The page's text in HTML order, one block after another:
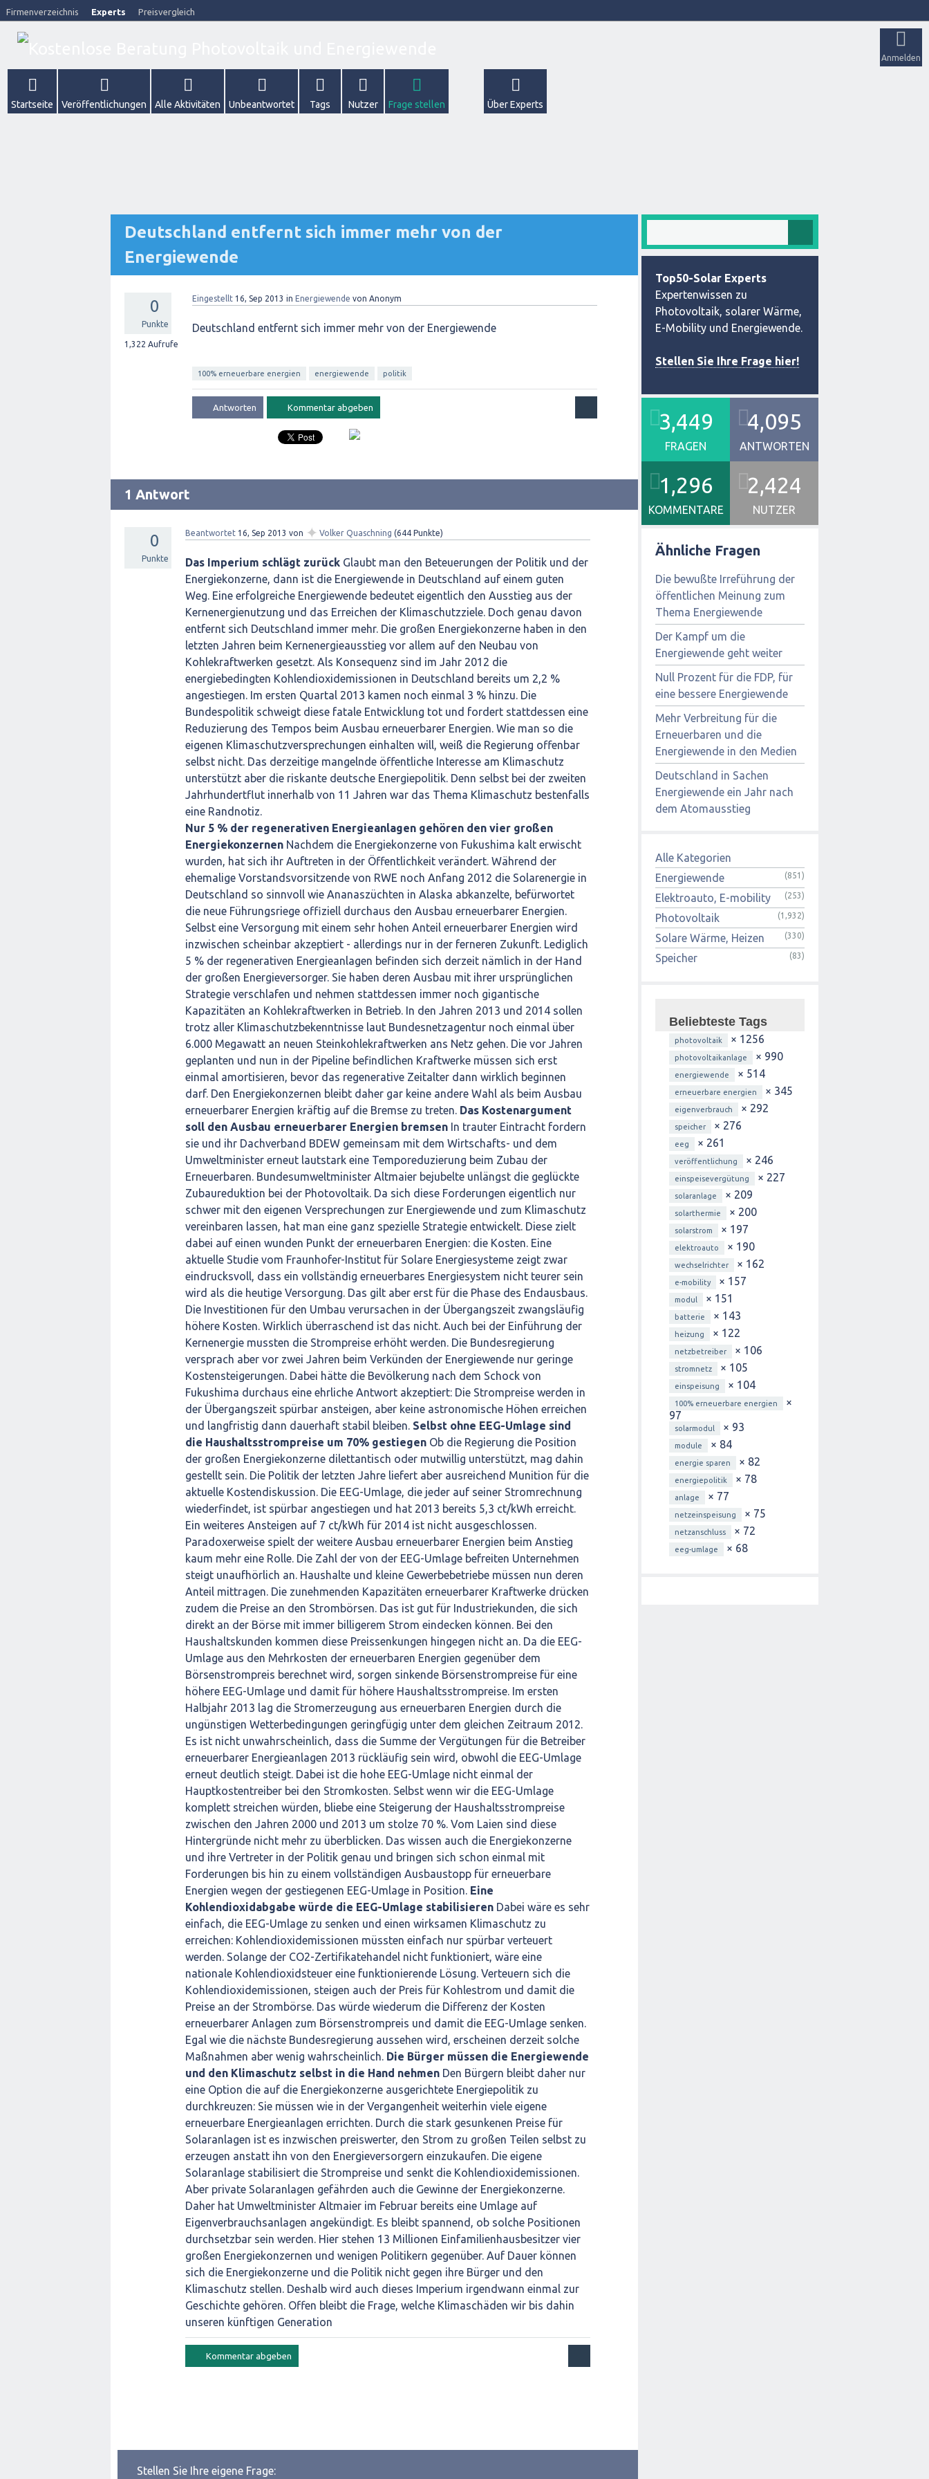
Firmenverzeichnis Experts Preisvergleich
Anmelden
Startseite Veröffentlichungen Alle Aktivitäten Unbeantwortet Tags Nutzer Frage stellen Über Experts
Deutschland entfernt sich immer mehr von der
Energiewende
0
Punkte
1,322 Aufrufe
Eingestellt 16, Sep 2013 in Energiewende von Anonym
Deutschland entfernt sich immer mehr von der Energiewende
100% erneuerbare energien energiewende politik
1 Antwort
0
Punkte
Beantwortet 16, Sep 2013 von ✦ Volker Quaschning (644 Punkte)
Das Imperium schlägt zurück Glaubt man den Beteuerungen der Politik und der
Energiekonzerne, dann ist die Energiewende in Deutschland auf einem guten
Weg. Eine erfolgreiche Energiewende bedeutet eigentlich den Ausstieg aus der
Kernenergienutzung und das Erreichen der Klimaschutzziele. Doch genau davon
entfernt sich Deutschland immer mehr. Die großen Energiekonzerne haben in den
letzten Jahren beim Kernenergieausstieg vor allem auf den Neubau von
Kohlekraftwerken gesetzt. Als Konsequenz sind im Jahr 2012 die
energiebedingten Kohlendioxidemissionen in Deutschland bereits um 2,2 %
angestiegen. Im ersten Quartal 2013 kamen noch einmal 3 % hinzu. Die
Bundespolitik schweigt diese fatale Entwicklung tot und fordert stattdessen eine
Reduzierung des Tempos beim Ausbau erneuerbarer Energien. Wie man so die
eigenen Klimaschutzversprechungen einhalten will, weiß die Regierung offenbar
selbst nicht. Das derzeitige mangelnde öffentliche Interesse am Klimaschutz
unterstützt aber die riskante deutsche Energiepolitik. Denn selbst bei der zweiten
Jahrhundertflut innerhalb von 11 Jahren war das Thema Klimaschutz bestenfalls
eine Randnotiz.
Nur 5 % der regenerativen Energieanlagen gehören den vier großen
Energiekonzernen Nachdem die Energiekonzerne von Fukushima kalt erwischt
wurden, hat sich ihr Auftreten in der Öffentlichkeit verändert. Während der
ehemalige Vorstandsvorsitzende von RWE noch Anfang 2012 die Solarenergie in
Deutschland so sinnvoll wie Ananaszüchten in Alaska abkanzelte, befürwortet
die neue Führungsriege offiziell durchaus den Ausbau erneuerbarer Energien.
Selbst eine Versorgung mit einem sehr hohen Anteil erneuerbarer Energien wird
inzwischen scheinbar akzeptiert - allerdings nur in der ferneren Zukunft. Lediglich
5 % der regenerativen Energieanlagen befinden sich derzeit nämlich in der Hand
der großen Energieversorger. Sie haben deren Ausbau mit ihrer ursprünglichen
Strategie verschlafen und nehmen stattdessen immer noch gigantische
Kapazitäten an Kohlekraftwerken in Betrieb. In den Jahren 2013 und 2014 sollen
trotz aller Klimaschutzbekenntnisse laut Bundesnetzagentur noch einmal über
6.000 Megawatt an neuen Steinkohlekraftwerken ans Netz gehen. Die vor Jahren
geplanten und nun in der Pipeline befindlichen Kraftwerke müssen sich erst
einmal amortisieren, bevor das regenerative Zeitalter dann wirklich beginnen
darf. Den Energiekonzernen bleibt daher gar keine andere Wahl als beim Ausbau
erneuerbarer Energien kräftig auf die Bremse zu treten. Das Kostenargument
soll den Ausbau erneuerbarer Energien bremsen In trauter Eintracht fordern
sie und ihr Dachverband BDEW gemeinsam mit dem Wirtschafts- und dem
Umweltminister erneut lautstark eine Temporeduzierung beim Zubau der
Erneuerbaren. Bundesumweltminister Altmaier bejubelte unlängst die geglückte
Zubaureduktion bei der Photovoltaik. Da sich diese Forderungen eigentlich nur
schwer mit den eigenen Versprechungen zur Energiewende und zum Klimaschutz
vereinbaren lassen, hat man eine ganz spezielle Strategie entwickelt. Diese zielt
dabei auf einen wunden Punkt der erneuerbaren Energien: die Kosten. Eine
aktuelle Studie vom Fraunhofer-Institut für Solare Energiesysteme zeigt zwar
eindrucksvoll, dass ein vollständig erneuerbares Energiesystem nicht teurer sein
wird als die heutige Versorgung. Das gilt aber erst für die Phase des Endausbaus.
Die Investitionen für den Umbau verursachen in der Übergangszeit zwangsläufig
höhere Kosten. Wirklich überraschend ist das nicht. Auch bei der Einführung der
Kernenergie mussten die Strompreise erhöht werden. Die Bundesregierung
versprach aber vor zwei Jahren beim Verkünden der Energiewende nur geringe
Kostensteigerungen. Dabei hätte die Bevölkerung nach dem Schock von
Fukushima durchaus eine ehrliche Antwort akzeptiert: Die Strompreise werden in
der Übergangszeit spürbar ansteigen, aber keine astronomische Höhen erreichen
und langfristig dann dauerhaft stabil bleiben. Selbst ohne EEG-Umlage sind
die Haushaltsstrompreise um 70% gestiegen Ob die Regierung die Position
der großen Energiekonzerne dilettantisch oder mutwillig unterstützt, mag dahin
gestellt sein. Die Politik der letzten Jahre liefert aber ausreichend Munition für die
aktuelle Kostendiskussion. Die EEG-Umlage, die jeder auf seiner Stromrechnung
wiederfindet, ist spürbar angestiegen und hat 2013 bereits 5,3 ct/kWh erreicht.
Ein weiteres Ansteigen auf 7 ct/kWh für 2014 ist nicht ausgeschlossen.
Paradoxerweise spielt der weitere Ausbau erneuerbarer Energien beim Anstieg
kaum mehr eine Rolle. Die Zahl der von der EEG-Umlage befreiten Unternehmen
steigt unaufhörlich an. Haushalte und kleine Gewerbebetriebe müssen nun deren
Anteil mittragen. Die zunehmenden Kapazitäten erneuerbarer Kraftwerke drücken
zudem die Preise an den Strombörsen. Das ist gut für Industriekunden, die sich
direkt an der Börse mit immer billigerem Strom eindecken können. Bei den
Haushaltskunden kommen diese Preissenkungen hingegen nicht an. Da die EEG-
Umlage aus den Mehrkosten der erneuerbaren Energien gegenüber dem
Börsenstrompreis berechnet wird, sorgen sinkende Börsenstrompreise für eine
höhere EEG-Umlage und damit für höhere Haushaltsstrompreise. Im ersten
Halbjahr 2013 lag die Stromerzeugung aus erneuerbaren Energien durch die
ungünstigen Wetterbedingungen geringfügig unter dem gleichen Zeitraum 2012.
Es ist nicht unwahrscheinlich, dass die Summe der Vergütungen für die Betreiber
erneuerbarer Energieanlagen 2013 rückläufig sein wird, obwohl die EEG-Umlage
erneut deutlich steigt. Dabei ist die hohe EEG-Umlage nicht einmal der
Hauptkostentreiber bei den Stromkosten. Selbst wenn wir die EEG-Umlage
komplett streichen würden, bliebe eine Steigerung der Haushaltsstrompreise
zwischen den Jahren 2000 und 2013 um stolze 70 %. Vom Laien sind diese
Hintergründe nicht mehr zu überblicken. Das wissen auch die Energiekonzerne
und ihre Vertreter in der Politik genau und bringen sich schon einmal mit
Forderungen bis hin zu einem vollständigen Ausbaustopp für erneuerbare
Energien wegen der gestiegenen EEG-Umlage in Position. Eine
Kohlendioxidabgabe würde die EEG-Umlage stabilisieren Dabei wäre es sehr
einfach, die EEG-Umlage zu senken und einen wirksamen Klimaschutz zu
erreichen: Kohlendioxidemissionen müssten einfach nur spürbar verteuert
werden. Solange der CO2-Zertifikatehandel nicht funktioniert, wäre eine
nationale Kohlendioxidsteuer eine funktionierende Lösung. Verteuern sich die
Kohlendioxidemissionen, steigen auch der Preis für Kohlestrom und damit die
Preise an der Strombörse. Das würde wiederum die Differenz der Kosten
erneuerbarer Anlagen zum Börsenstrompreis und damit die EEG-Umlage senken.
Egal wie die nächste Bundesregierung aussehen wird, erscheinen derzeit solche
Maßnahmen aber wenig wahrscheinlich. Die Bürger müssen die Energiewende
und den Klimaschutz selbst in die Hand nehmen Den Bürgern bleibt daher nur
eine Option die auf die Energiekonzerne ausgerichtete Energiepolitik zu
durchkreuzen: Sie müssen wie in der Vergangenheit weiterhin viele eigene
erneuerbare Energieanlagen errichten. Durch die stark gesunkenen Preise für
Solaranlagen ist es inzwischen preiswerter, den Strom zu großen Teilen selbst zu
erzeugen anstatt ihn von den Energieversorgern einzukaufen. Die eigene
Solaranlage stabilisiert die Strompreise und senkt die Kohlendioxidemissionen.
Aber private Solaranlagen gefährden auch die Gewinne der Energiekonzerne.
Daher hat Umweltminister Altmaier im Februar bereits eine Umlage auf
Eigenverbrauchsanlagen angekündigt. Es bleibt spannend, ob solche Positionen
durchsetzbar sein werden. Hier stehen 13 Millionen Einfamilienhausbesitzer vier
großen Energiekonzernen und wenigen Politikern gegenüber. Auf Dauer können
sich die Energiekonzerne und die Politik nicht gegen ihre Bürger und den
Klimaschutz stellen. Deshalb wird auch dieses Imperium irgendwann einmal zur
Geschichte gehören. Offen bleibt die Frage, welche Klimaschäden wir bis dahin
unseren künftigen Generation
Stellen Sie Ihre eigene Frage:
Top50-Solar Experts
Expertenwissen zu
Photovoltaik, solarer Wärme,
E-Mobility und Energiewende.
Stellen Sie Ihre Frage hier!
3,449
FRAGEN
4,095
ANTWORTEN
1,296
KOMMENTARE
2,424
NUTZER
Ähnliche Fragen
Die bewußte Irreführung der
öffentlichen Meinung zum
Thema Energiewende
Der Kampf um die
Energiewende geht weiter
Null Prozent für die FDP, für
eine bessere Energiewende
Mehr Verbreitung für die
Erneuerbaren und die
Energiewende in den Medien
Deutschland in Sachen
Energiewende ein Jahr nach
dem Atomausstieg
Alle Kategorien
Energiewende
(851)
Elektroauto, E-mobility (253)
Photovoltaik (1,932)
Solare Wärme, Heizen (330)
Speicher (83)
Beliebteste Tags
photovoltaik × 1256
photovoltaikanlage × 990
energiewende × 514
erneuerbare energien × 345
eigenverbrauch × 292
speicher × 276
eeg × 261
veröffentlichung × 246
einspeisevergütung × 227
solaranlage × 209
solarthermie × 200
solarstrom × 197
elektroauto × 190
wechselrichter × 162
e-mobility × 157
modul × 151
batterie × 143
heizung × 122
netzbetreiber × 106
stromnetz × 105
einspeisung × 104
100% erneuerbare energien
×
97
solarmodul × 93
module × 84
energie sparen × 82
energiepolitik × 78
anlage × 77
netzeinspeisung × 75
netzanschluss × 72
eeg-umlage × 68